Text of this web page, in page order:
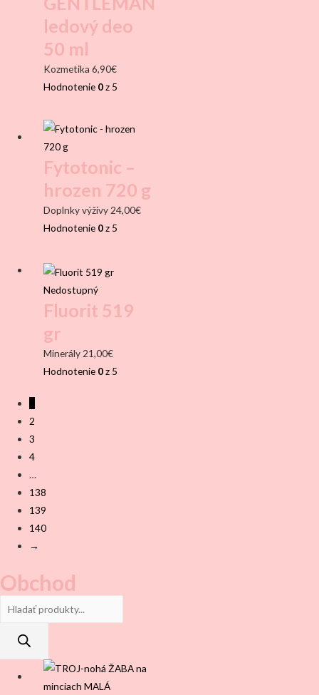
ledový deo
50 ml
Kozmetika6,90€
Hodnotenie 0z 5
Fytotonic –
hrozen 720 g
Doplnky výživy 24,00€
Hodnotenie 0z 5
Nedostupný
Fluorit 519
gr
Minerály 21,00€
Hodnotenie 0z 5
2
3
4
…
138
139
140
→
Obchod
Products
search